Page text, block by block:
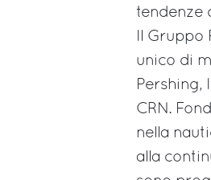
tendenze
Il Gruppo
unico di
Pershing,
CRN.
nella
alla